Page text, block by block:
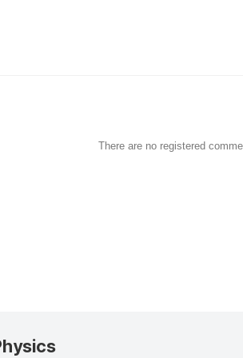
There are no registered